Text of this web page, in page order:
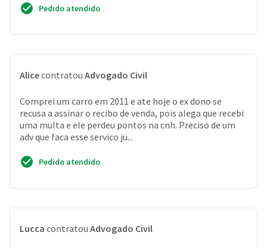
Pedido atendido
Alicecontratou Advogado Civil
Comprei um carro em 2011 e ate hoje o ex dono se
recusa a assinar o recibo de venda, pois alega que recebi
uma multa e ele perdeu pontos na cnh. Preciso de um
adv que faca esse servico ju...
Pedido atendido
Lucca contratou Advogado Civil